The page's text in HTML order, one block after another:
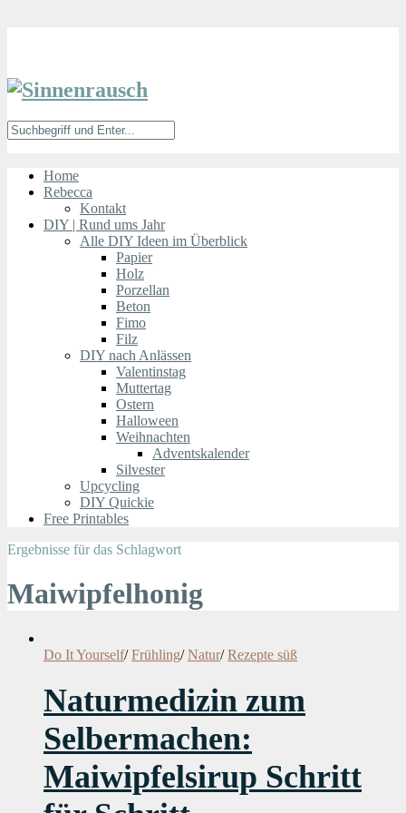
Home
Rebecca
Kontakt
DIY | Rund ums Jahr
Alle DIY Ideen im Überblick
Papier
Holz
Porzellan
Beton
Fimo
Filz
DIY nach Anlässen
Valentinstag
Muttertag
Ostern
Halloween
Weihnachten
Adventskalender
Silvester
Upcycling
DIY Quickie
Free Printables
Ergebnisse für das Schlagwort
Maiwipfelhonig
Do It Yourself/ Frühling/ Natur/ Rezepte süß
Naturmedizin zum
Selbermachen:
Maiwipfelsirup Schritt